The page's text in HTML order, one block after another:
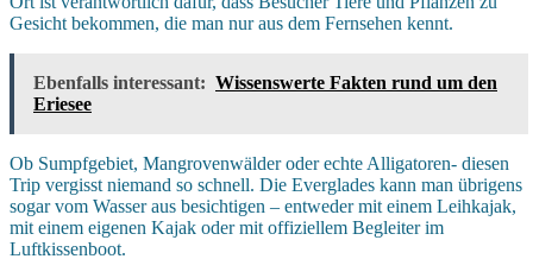
Gesicht bekommen, die man nur aus dem Fernsehen kennt.
Ebenfalls interessant: Wissenswerte Fakten rund um den
Eriesee
Ob Sumpfgebiet, Mangrovenwälder oder echte Alligatoren- diesen
Trip vergisst niemand so schnell. Die Everglades kann man übrigens
sogar vom Wasser aus besichtigen – entweder mit einem Leihkajak,
mit einem eigenen Kajak oder mit offiziellem Begleiter im
Luftkissenboot.